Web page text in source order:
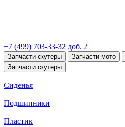
+7 (499) 703-33-32 доб. 2
Запчасти скутеры Запчасти мото
Запчасти скутеры
Сиденья
Подшипники
Пластик